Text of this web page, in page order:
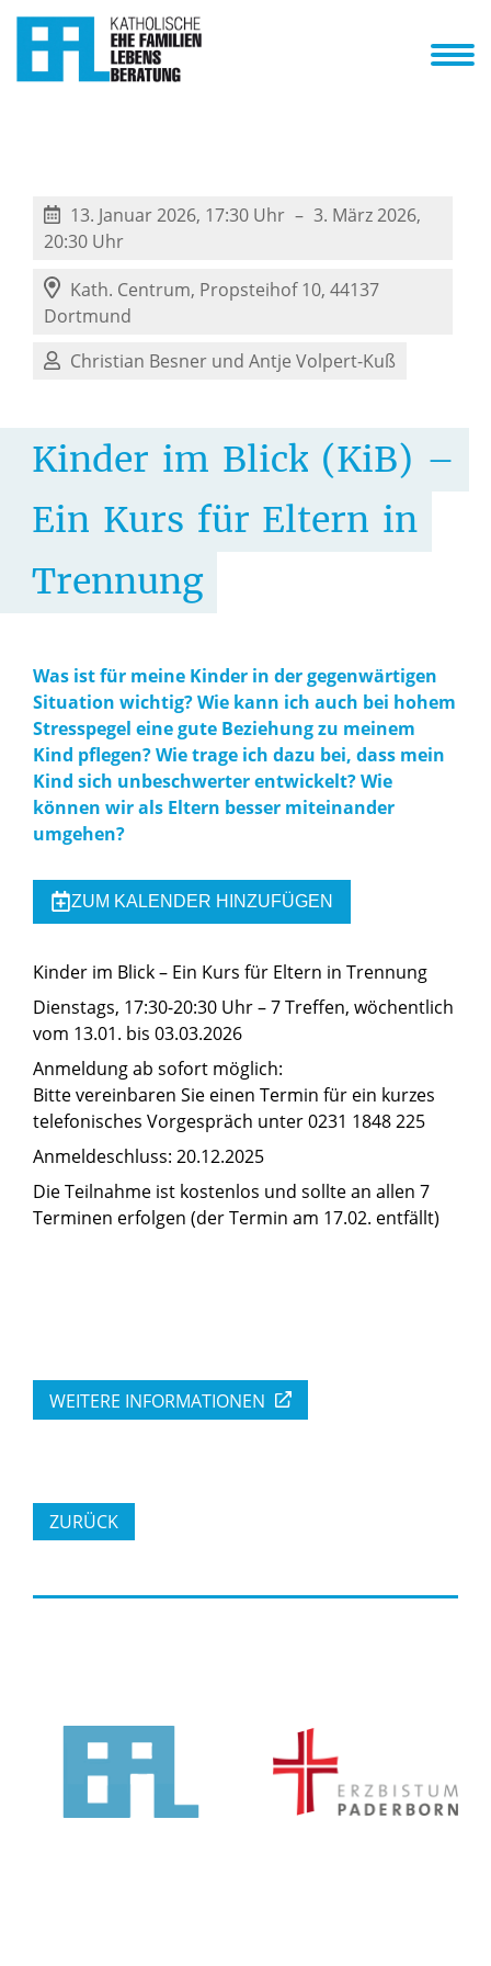
13. Januar 2026, 17:30 Uhr
3. März 2026,
20:30 Uhr
Kath. Centrum, Propsteihof 10, 44137
Dortmund
Christian Besner und Antje Volpert-Kuß
Kinder im Blick (KiB) –
Ein Kurs für Eltern in
Trennung
Was ist für meine Kinder in der gegenwärtigen
Situation wichtig? Wie kann ich auch bei hohem
Stresspegel eine gute Beziehung zu meinem
Kind pflegen? Wie trage ich dazu bei, dass mein
Kind sich unbeschwerter entwickelt? Wie
können wir als Eltern besser miteinander
umgehen?
ZUM KALENDER HINZUFÜGEN
Kinder im Blick – Ein Kurs für Eltern in Trennung
Dienstags, 17:30-20:30 Uhr – 7 Treffen, wöchentlich
vom 13.01. bis 03.03.2026
Anmeldung ab sofort möglich:
Bitte vereinbaren Sie einen Termin für ein kurzes
telefonisches Vorgespräch unter 0231 1848 225
Anmeldeschluss: 20.12.2025
Die Teilnahme ist kostenlos und sollte an allen 7
Terminen erfolgen (der Termin am 17.02. entfällt)
WEITERE INFORMATIONEN
ZURÜCK